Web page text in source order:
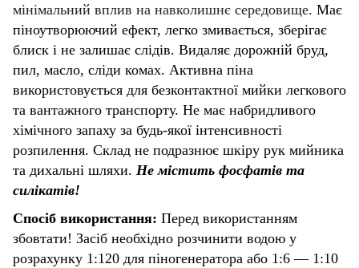
мінімальний вплив на навколишнє середовище. Має
піноутворюючий ефект, легко змивається, зберігає
блиск і не залишає слідів. Видаляє дорожній бруд,
пил, масло, сліди комах. Активна піна
використовується для безконтактної мийки легкового
та вантажного транспорту. Не має набридливого
хімічного запаху за будь-якої інтенсивності
розпилення. Склад не подразнює шкіру рук мийника
та дихальні шляхи. Не містить фосфатів та
силікатів!
Спосіб використання: Перед використанням
збовтати! Засіб необхідно розчинити водою у
розрахунку 1:120 для піногенератора або 1:6 — 1:10